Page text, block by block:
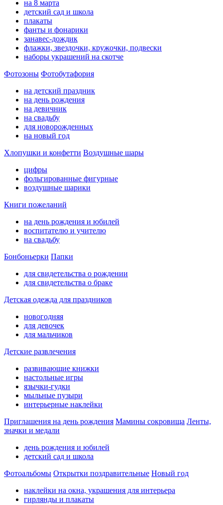
на 8 марта
детский сад и школа
плакаты
фанты и фонарики
занавес-дождик
флажки, звездочки, кружочки, подвески
наборы украшений на скотче
Фотозоны Фотобутафория
на детский праздник
на день рождения
на девичник
на свадьбу
для новорожденных
на новый год
Хлопушки и конфетти Воздушные шары
цифры
фольгированные фигурные
воздушные шарики
Книги пожеланий
на день рождения и юбилей
воспитателю и учителю
на свадьбу
Бонбоньерки Папки
для свидетельства о рождении
для свидетельства о браке
Детская одежда для праздников
новогодняя
для девочек
для мальчиков
Детские развлечения
развивающие книжки
настольные игры
язычки-гудки
мыльные пузыри
интерьерные наклейки
Приглашения на день рождения Мамины сокровища Ленты,
значки и медали
день рождения и юбилей
детский сад и школа
Фотоальбомы Открытки поздравительные Новый год
наклейки на окна, украшения для интерьера
гирлянды и плакаты